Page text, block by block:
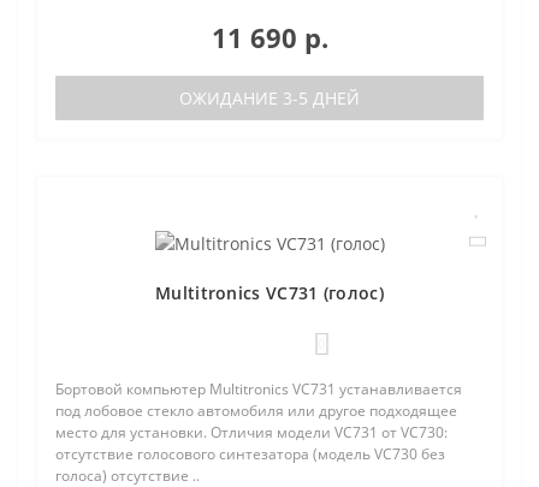
11 690 р.
ОЖИДАНИЕ 3-5 ДНЕЙ
Multitronics VC731 (голос)
Бортовой компьютер Multitronics VC731 устанавливается
под лобовое стекло автомобиля или другое подходящее
место для установки. Отличия модели VC731 от VC730:
отсутствие голосового синтезатора (модель VC730 без
голоса) отсутствие ..